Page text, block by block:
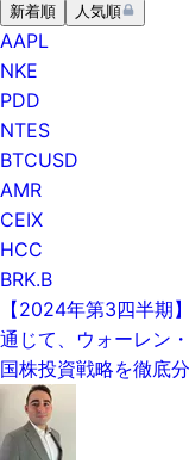
新着順 人気順
AAPL
NKE
PDD
NTES
BTCUSD
AMR
CEIX
HCC
BRK.B
【2024年第3四半期
通じて、ウォーレン
国株投資戦略を徹底分